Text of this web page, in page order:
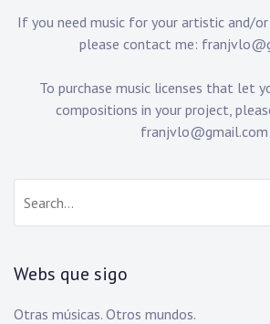
If you need music for your artistic and/
please contact me:
To purchase music licenses that let
compositions in your project,
franjvlo@gmail.com
Webs que sigo
Otras músicas. Otros mundos.